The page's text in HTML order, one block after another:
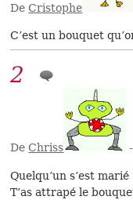
DeCristophe
C’est un bouquet
2
DeChriss
Quelqu’un s’est marié
T’as attrapé le